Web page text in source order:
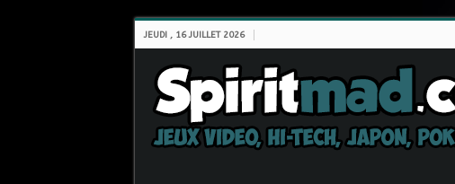
JEUDI , 16 JUILLET 2026